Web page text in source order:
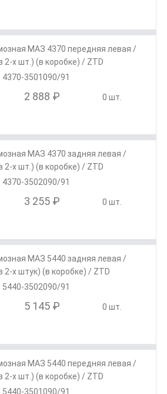
МАЗ 4370 передняя левая /
2-х шт.) (в коробке) / ZTD
4370-3501090/91
2 888 ₽ 0 шт.
МАЗ 4370 задняя левая /
2-х шт.) (в коробке) / ZTD
4370-3502090/91
3 255 ₽ 0 шт.
МАЗ 5440 задняя левая /
2-х штук) (в коробке) / ZTD
5440-3502090/91
5 145 ₽ 0 шт.
МАЗ 5440 передняя левая /
2-х шт.) (в коробке) / ZTD
5440-3501090/91